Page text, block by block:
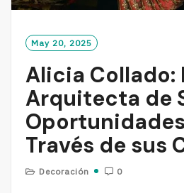
May 20, 2025
Alicia Collado:
Arquitecta de
Través de sus
Decoración 0